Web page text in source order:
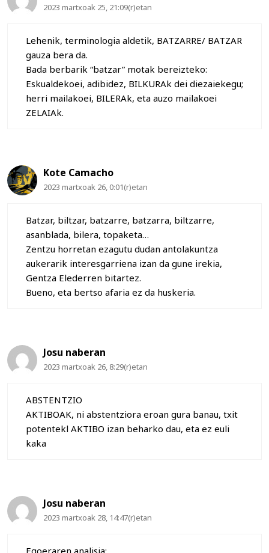
2023 martxoak 25, 21:09(r)etan
Lehenik, terminologia aldetik, BATZARRE/ BATZAR
gauza bera da.
Bada berbarik “batzar” motak bereizteko:
Eskualdekoei, adibidez, BILKURAk dei diezaiekegu;
herri mailakoei, BILERAk, eta auzo mailakoei
ZELAIAk.
Kote Camacho
2023 martxoak 26, 0:01(r)etan
Batzar, biltzar, batzarre, batzarra, biltzarre,
asanblada, bilera, topaketa…
Zentzu horretan ezagutu dudan antolakuntza
aukerarik interesgarriena izan da gune irekia,
Gentza Elederren bitartez.
Bueno, eta bertso afaria ez da huskeria.
Josu naberan
2023 martxoak 26, 8:29(r)etan
ABSTENTZIO
AKTIBOAK, ni abstentziora eroan gura banau, txit
potentekl AKTIBO izan beharko dau, eta ez euli
kaka
Josu naberan
2023 martxoak 28, 14:47(r)etan
Egoeraren analisia: